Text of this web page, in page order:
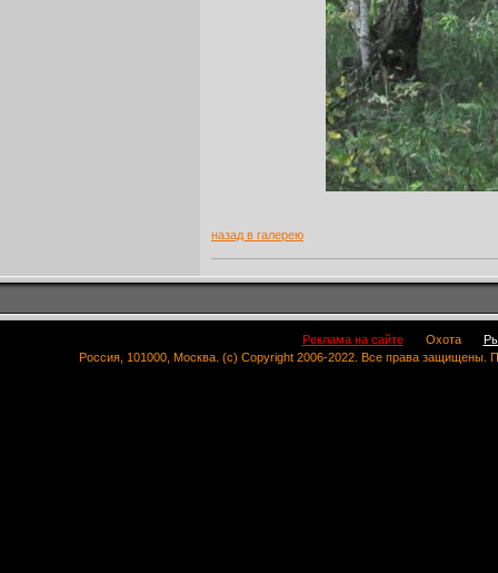
назад в галерею
Реклама на сайте Охота
Россия, 101000, Москва. (c) Copyright 2006-2022. Все права защищены.